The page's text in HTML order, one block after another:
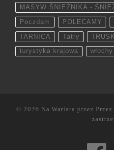
MASYW ŚNIEŻNIKA -
Poczdam POLECAMY
TARNICA Tatry
turystyka krajowa włochy
© 2026 Na Wariata przez Przez